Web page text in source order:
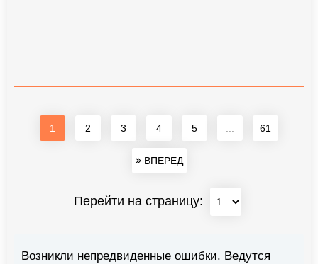
1 2 3 4 5 ... 61
ВПЕРЕД
Перейти на страницу:
Возникли непредвиденные ошибки. Ведутся